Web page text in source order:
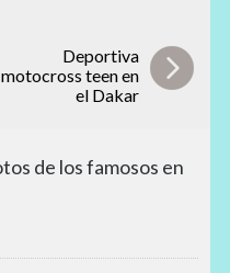
Deportiva
motocross teen en
el Dakar
de los famosos en